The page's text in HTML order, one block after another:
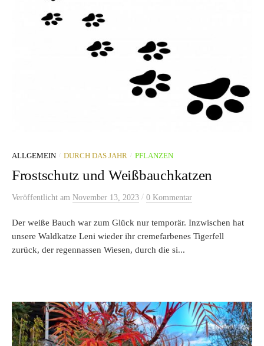
ALLGEMEIN / DURCH DAS JAHR / PFLANZEN
Frostschutz und Weißbauchkatzen
Veröffentlicht am November 13, 2023 / 0 Kommentar
Der weiße Bauch war zum Glück nur temporär. Inzwischen hat
unsere Waldkatze Leni wieder ihr cremefarbenes Tigerfell
zurück, der regennassen Wiesen, durch die si...